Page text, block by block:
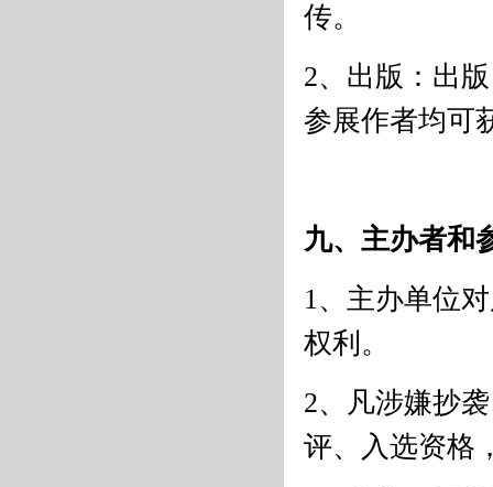
传。
2、出版：出
参展作者均可
九、主办者和
1、主办单位
权利。
2、凡涉嫌抄
评、入选资格